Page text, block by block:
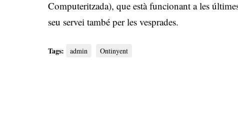
Computeritzada), que està funcionant a les
seu servei també per les vesprades.
Tags: admin Ontinyent